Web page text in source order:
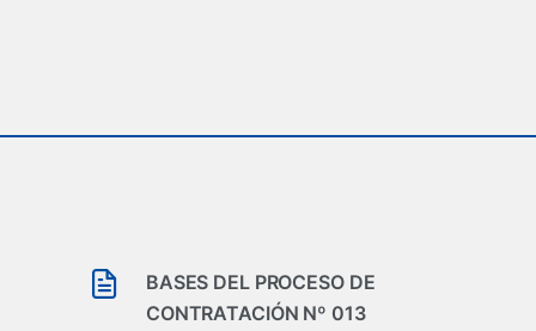
BASES DEL PROCESO DE
CONTRATACIÓN Nº 013